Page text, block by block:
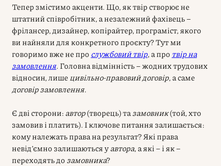
Тепер змістимо акценти. Що, як твір створює не
штатний співробітник, а незалежний фахівець –
фрілансер, дизайнер, копірайтер, програміст, якого
ви найняли для конкретного проєкту? Тут ми
говоримо вже не про службовий твір, а про твір на
замовлення. Головна відмінність – жодних трудових
відносин, лише цивільно-правовий договір, а саме
договір замовлення.
Є дві сторони: автор(творець) тазамовник(той, хто
замовив і платить). І ключове питання залишається:
кому належать права на результат? Які права
невід’ємно залишаються уавтора, а які – і як –
переходять до замовника?